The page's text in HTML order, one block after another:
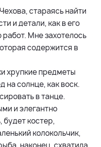
стараясь найти
и детали, как в его
работ. Мне захотелось
содержится в
хрупкие предметы
на солнце, как воск.
в танце.
и элегантно
костер,
колокольчик,